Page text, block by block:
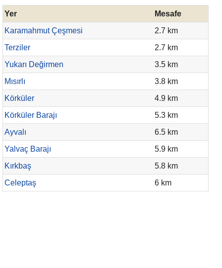
Yer
Mesafe
Karamahmut Çeşmesi
2.7 km
Terziler
2.7 km
Yukarı Değirmen
3.5 km
Mısırlı
3.8 km
Körküler
4.9 km
Körküler Barajı
5.3 km
Ayvalı
6.5 km
Yalvaç Barajı
5.9 km
Kırkbaş
5.8 km
Celeptaş
6 km